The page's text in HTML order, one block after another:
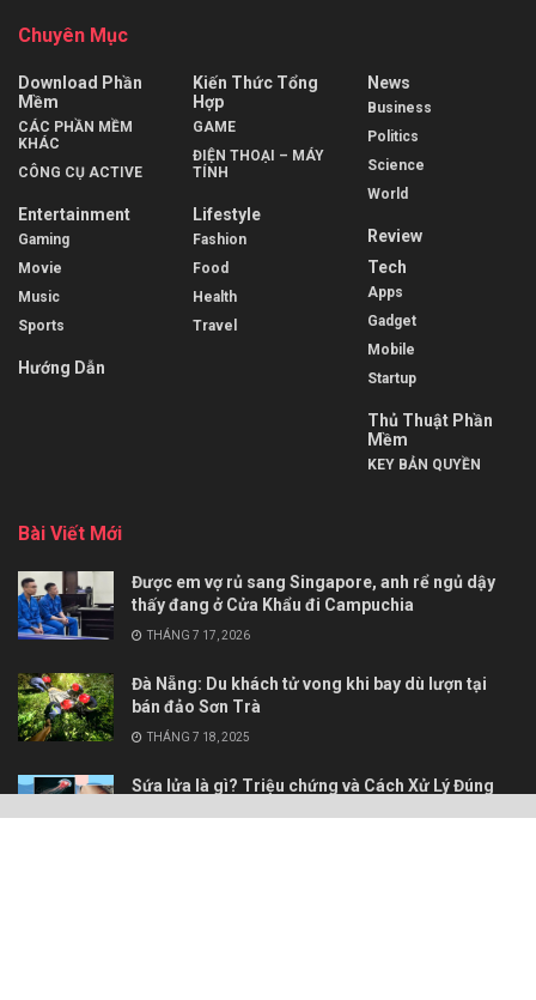
Chuyên Mục
Download Phần
Mềm
CÁC PHẦN MỀM
KHÁC
CÔNG CỤ ACTIVE
Entertainment
Gaming
Movie
Music
Sports
Hướng Dẫn
Kiến Thức Tổng
Hợp
GAME
ĐIỆN THOẠI – MÁY
TÍNH
Lifestyle
Fashion
Food
Health
Travel
News
Business
Politics
Science
World
Review
Tech
Apps
Gadget
Mobile
Startup
Thủ Thuật Phần
Mềm
KEY BẢN QUYỀN
Bài Viết Mới
Được em vợ rủ sang Singapore, anh rể ngủ dậy
thấy đang ở Cửa Khẩu đi Campuchia
THÁNG 7 17, 2026
Đà Nẵng: Du khách tử vong khi bay dù lượn tại
bán đảo Sơn Trà
THÁNG 7 18, 2025
Sứa lửa là gì? Triệu chứng và Cách Xử Lý Đúng